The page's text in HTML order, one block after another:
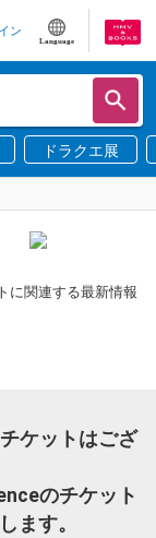
ン
Language
ドラクエ展
に関連する最新情報
ケットはござ
のチケット
ます。